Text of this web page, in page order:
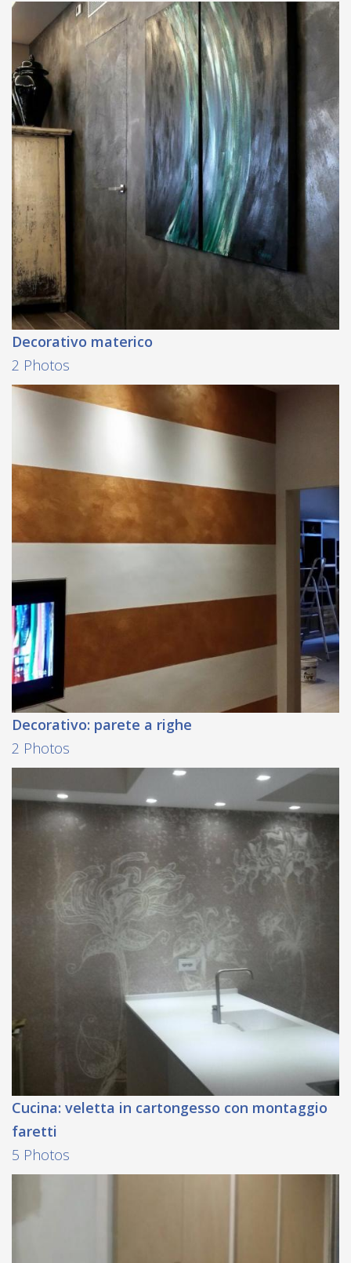
Decorativo materico
2 Photos
Decorativo: parete a righe
2 Photos
Cucina: veletta in cartongesso con montaggio
faretti
5 Photos